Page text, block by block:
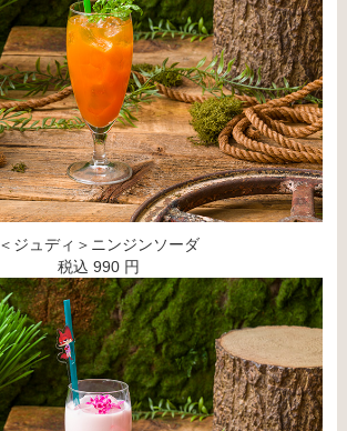
＜ジュディ＞ニンジンソーダ
税込 990 円